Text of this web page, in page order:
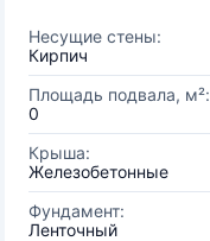
Несущие стены:
Кирпич
Площадь подвала, м²:
0
Крыша:
Железобетонные
Фундамент:
Ленточный